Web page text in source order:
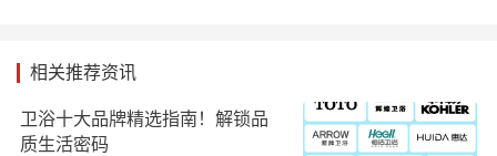
相关推荐资讯
卫浴十大品牌精选指南！解锁品
质生活密码